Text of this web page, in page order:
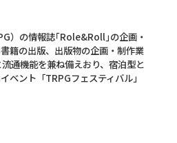
）の情報誌｢Role&Roll｣の企画・
籍の出版、出版物の企画・制作業
通機能を兼ね備えおり、宿泊型と
ベント「TRPGフェスティバル」